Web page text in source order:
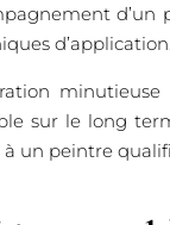
sur le long
un peintre